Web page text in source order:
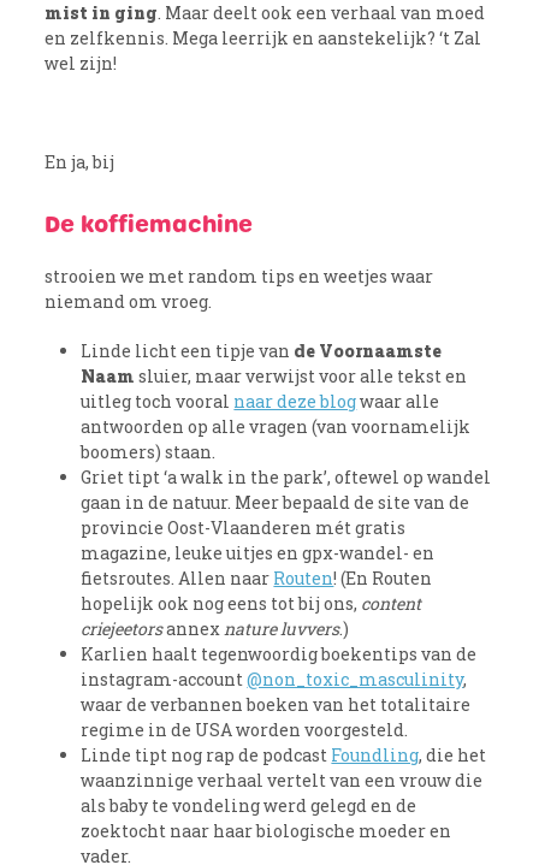
mist in ging. Maar deelt ook een verhaal van moed
en zelfkennis. Mega leerrijk en aanstekelijk? ‘t Zal
wel zijn!
En ja, bij
De koffiemachine
strooien we met random tips en weetjes waar
niemand om vroeg.
Linde licht een tipje van de Voornaamste
Naam sluier, maar verwijst voor alle tekst en
uitleg toch vooral naar deze blogwaar alle
antwoorden op alle vragen (van voornamelijk
boomers) staan.
Griet tipt ‘a walk in the park’, oftewel op wandel
gaan in de natuur. Meer bepaald de site van de
provincie Oost-Vlaanderen mét gratis
magazine, leuke uitjes en gpx-wandel- en
fietsroutes. Allen naar Routen! (En Routen
hopelijk ook nog eens tot bij ons, content
criejeetorsannexnature luvvers.)
Karlien haalt tegenwoordig boekentips van de
instagram-account@non_toxic_masculinity,
waar de verbannen boeken van het totalitaire
regime in de USA worden voorgesteld.
Linde tipt nog rap de podcast Foundling, die het
waanzinnige verhaal vertelt van een vrouw die
als baby te vondeling werd gelegd en de
zoektocht naar haar biologische moeder en
vader.